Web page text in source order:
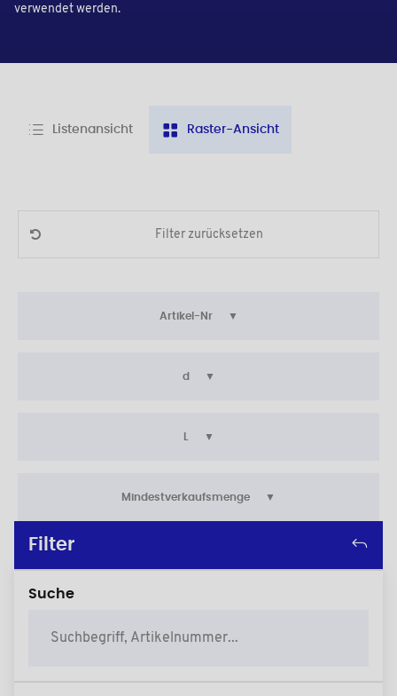
verwendet werden.
Listenansicht Raster-Ansicht
Filter zurücksetzen
Artikel-Nr
d
L
Mindestverkaufsmenge
Filter
Suche